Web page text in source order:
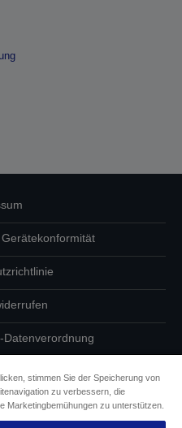
Datenverordnung
Datenschutz
zu Cookies
stimmen Sie der Speicherung von
zu verbessern, die
Marketingbemühungen zu unterstützen.